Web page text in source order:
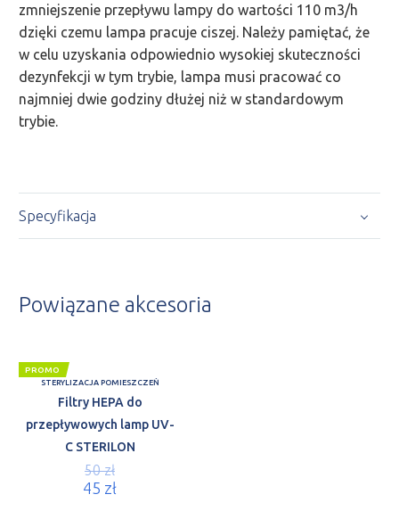
zmniejszenie przepływu lampy do wartości 110 m3/h
dzięki czemu lampa pracuje ciszej. Należy pamiętać, że
w celu uzyskania odpowiednio wysokiej skuteczności
dezynfekcji w tym trybie, lampa musi pracować co
najmniej dwie godziny dłużej niż w standardowym
trybie.
Specyfikacja
Powiązane akcesoria
PROMO
STERYLIZACJA POMIESZCZEŃ
Filtry HEPA do
przepływowych lamp UV-
C STERILON
50zł
45 zł